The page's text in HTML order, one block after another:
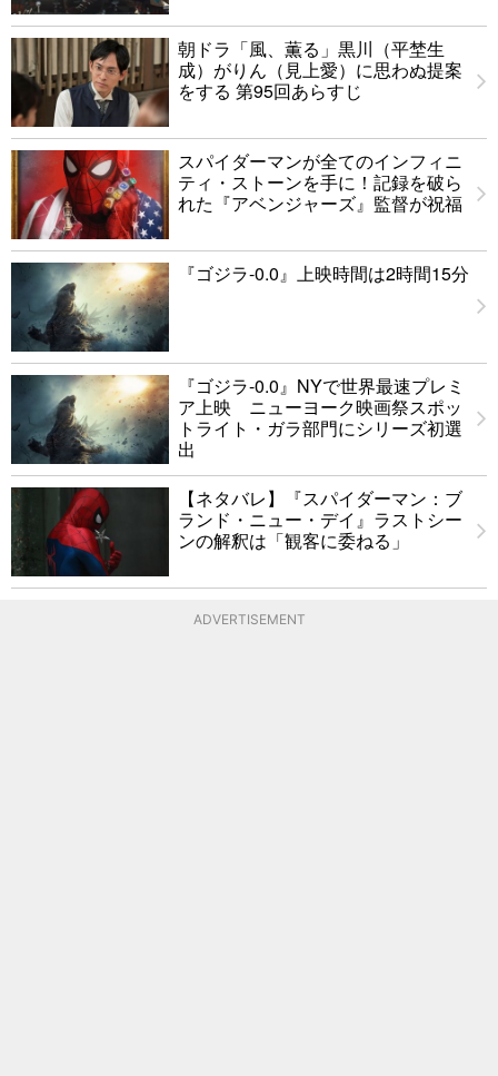
朝ドラ「風、薫る」黒川（平埜生
成）がりん（見上愛）に思わぬ提案
をする 第95回あらすじ
スパイダーマンが全てのインフィニ
ティ・ストーンを手に！記録を破ら
れた『アベンジャーズ』監督が祝福
『ゴジラ-0.0』上映時間は2時間15分
『ゴジラ-0.0』NYで世界最速プレミ
ア上映 ニューヨーク映画祭スポッ
トライト・ガラ部門にシリーズ初選
出
【ネタバレ】『スパイダーマン：ブ
ランド・ニュー・デイ』ラストシー
ンの解釈は「観客に委ねる」
ADVERTISEMENT